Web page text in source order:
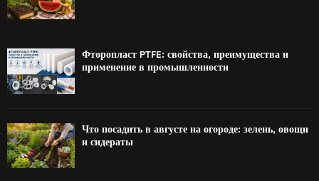
Фторопласт PTFE: свойства, преимущества и
применение в промышленности
Что посадить в августе на огороде: зелень, овощи
и сидераты